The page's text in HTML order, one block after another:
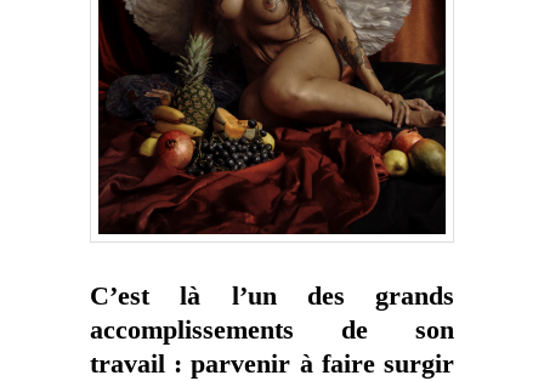
C’est là l’un des grands
accomplissements de son
travail : parvenir à faire surgir